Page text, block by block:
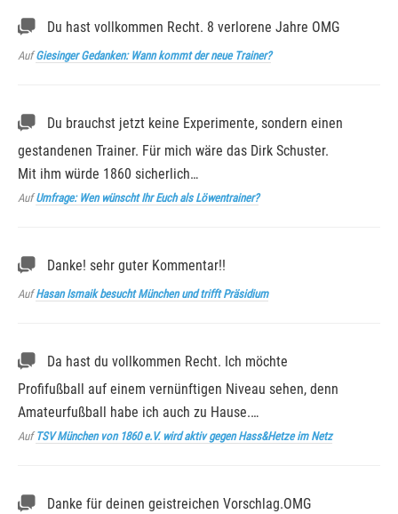
Du hast vollkommen Recht. 8 verlorene Jahre OMG
AufGiesinger Gedanken: Wann kommt der neue Trainer?
Du brauchst jetzt keine Experimente, sondern einen
gestandenen Trainer. Für mich wäre das Dirk Schuster.
Mit ihm würde 1860 sicherlich…
AufUmfrage: Wen wünscht Ihr Euch als Löwentrainer?
Danke! sehr guter Kommentar!!
AufHasan Ismaik besucht München und trifft Präsidium
Da hast du vollkommen Recht. Ich möchte
Profifußball auf einem vernünftigen Niveau sehen, denn
Amateurfußball habe ich auch zu Hause.…
AufTSV München von 1860 e.V. wird aktiv gegen Hass&Hetze im Netz
Danke für deinen geistreichen Vorschlag.OMG